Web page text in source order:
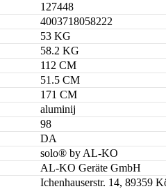
127448
4003718058222
53 KG
58.2 KG
112 CM
51.5 CM
171 CM
aluminij
98
DA
solo® by AL-KO
AL-KO Geräte GmbH
Ichenhauserstr. 14, 89359